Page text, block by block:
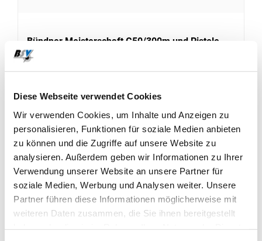
Diese Webseite verwendet Cookies
Wir verwenden Cookies, um Inhalte und Anzeigen zu
personalisieren, Funktionen für soziale Medien anbieten
zu können und die Zugriffe auf unsere Website zu
analysieren. Außerdem geben wir Informationen zu Ihrer
Verwendung unserer Website an unsere Partner für
soziale Medien, Werbung und Analysen weiter. Unsere
Partner führen diese Informationen möglicherweise mit
weiteren Daten zusammen, die Sie ihnen bereitgestellt
Bündner Meisterschaft G50/300m und Pistole
25/50m
Die Heimrunde kann bis zum 15. Juli 2020
Link zu Formularen
Matchcup Gewehr 300m
Die Heimrunde kann bis zum 31.08.2020
geschossen werden
Link zu Formularen
Matchcup Pistole 25/50m
Die Heimrunde kann bis zum 20.08.2020
geschossen werden